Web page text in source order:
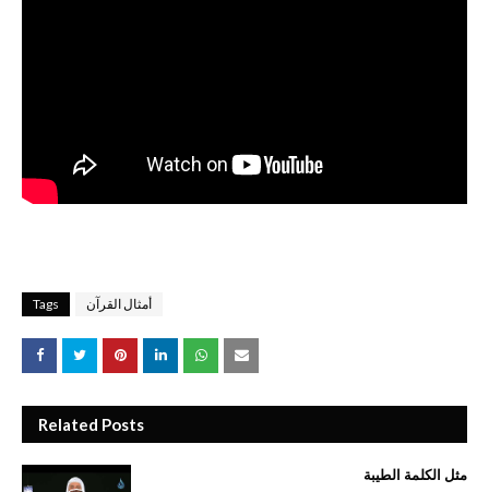
Tags أمثال القرآن
Related Posts
مثل الكلمة الطيبة